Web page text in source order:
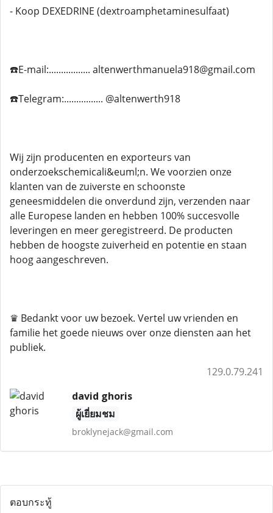
- Koop DEXEDRINE (dextroamphetaminesulfaat)
☎️E-mail:................. altenwerthmanuela918@gmail.com
☎️Telegram:................ @altenwerth918
Wij zijn producenten en exporteurs van
onderzoekschemicali&euml;n. We voorzien onze
klanten van de zuiverste en schoonste
geneesmiddelen die onverdund zijn, verzenden naar
alle Europese landen en hebben 100% succesvolle
leveringen en meer geregistreerd. De producten
hebben de hoogste zuiverheid en potentie en staan ​​
hoog aangeschreven.
♛ Bedankt voor uw bezoek. Vertel uw vrienden en
familie het goede nieuws over onze diensten aan het
publiek.
129.0.79.241
david ghoris
ผู้เยี่ยมชม
broklynejack@gmail.com
ตอบกระทู้